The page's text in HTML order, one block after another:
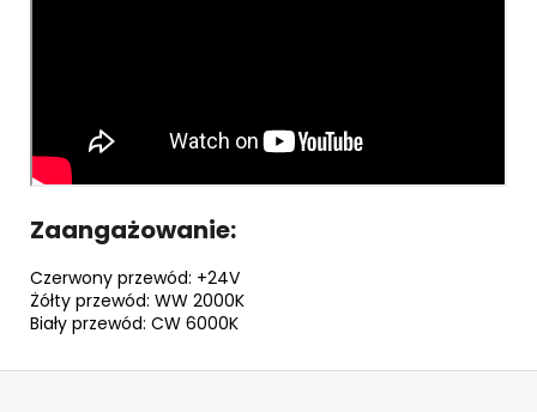
Zaangażowanie:
Czerwony przewód: +24V
Żółty przewód: WW 2000K
Biały przewód: CW 6000K
S